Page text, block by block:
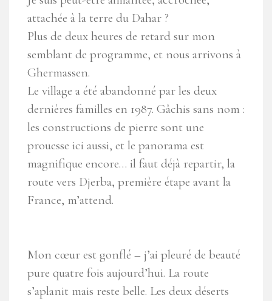
attachée à la terre du Dahar ?
Plus de deux heures de retard sur mon
semblant de programme, et nous arrivons à
Ghermassen.
Le village a été abandonné par les deux
dernières familles en 1987. Gâchis sans nom :
les constructions de pierre sont une
prouesse ici aussi, et le panorama est
magnifique encore… il faut déjà repartir, la
route vers Djerba, première étape avant la
France, m’attend.
Mon cœur est gonflé – j’ai pleuré de beauté
pure quatre fois aujourd’hui. La route
s’aplanit mais reste belle. Les deux déserts